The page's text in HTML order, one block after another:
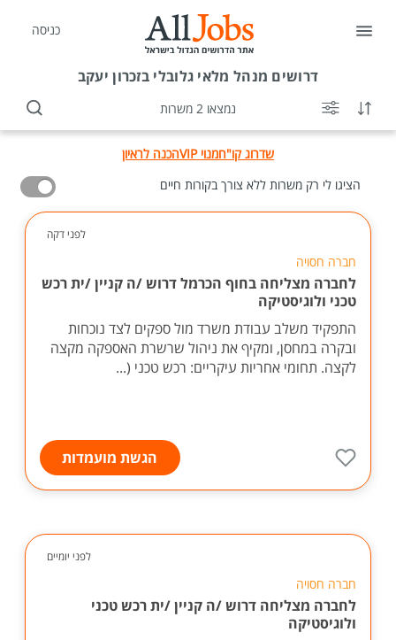
כניסה
דרושים מנהל מלאי גלובלי בזכרון יעקב
נמצאו 2 משרות
שדרוג קו"חמנוי VIP
הכנה לראיון
הציגו לי רק משרות ללא צורך בקורות חיים
לפני דקה
חברה חסויה
לחברה מצליחה בחוף הכרמל דרוש /ה קניין /ית רכש
טכני ולוגיסטיקה
התפקיד משלב עבודת משרד מול ספקים לצד נוכחות
ובקרה במחסן, ומקיף את ניהול שרשרת האספקה מקצה
לקצה. תחומי אחריות עיקריים: רכש טכני (...
הגשת מועמדות
לפני יומיים
חברה חסויה
לחברה מצליחה דרוש /ה קניין /ית רכש טכני
ולוגיסטיקה